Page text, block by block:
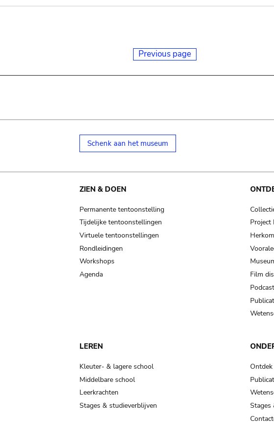
Previous page
Schenk aan het museum
ZIEN & DOEN
Permanente tentoonstelling
Tijdelijke tentoonstellingen
Virtuele tentoonstellingen
Rondleidingen
Workshops
Agenda
Project
Film
LEREN
Kleuter- & lagere school
Middelbare school
Leerkrachten
Stages & studieverblijven
Stages